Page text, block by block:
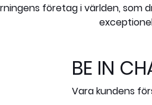
företag i världen, som
BE IN
Vara kundens